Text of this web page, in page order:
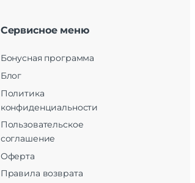
Сервисное меню
Бонусная программа
Блог
Политика
конфиденциальности
Пользовательское
соглашение
Оферта
Правила возврата